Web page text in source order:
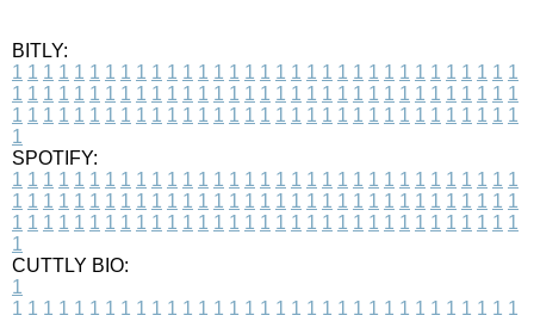
BITLY:
1 1 1 1 1 1 1 1 1 1 1 1 1 1 1 1 1 1 1 1 1 1 1 1 1 1 1 1 1 1 1 1 1
1 1 1 1 1 1 1 1 1 1 1 1 1 1 1 1 1 1 1 1 1 1 1 1 1 1 1 1 1 1 1 1 1
1 1 1 1 1 1 1 1 1 1 1 1 1 1 1 1 1 1 1 1 1 1 1 1 1 1 1 1 1 1 1 1 1
1
SPOTIFY:
1 1 1 1 1 1 1 1 1 1 1 1 1 1 1 1 1 1 1 1 1 1 1 1 1 1 1 1 1 1 1 1 1
1 1 1 1 1 1 1 1 1 1 1 1 1 1 1 1 1 1 1 1 1 1 1 1 1 1 1 1 1 1 1 1 1
1 1 1 1 1 1 1 1 1 1 1 1 1 1 1 1 1 1 1 1 1 1 1 1 1 1 1 1 1 1 1 1 1
1
CUTTLY BIO:
1
1 1 1 1 1 1 1 1 1 1 1 1 1 1 1 1 1 1 1 1 1 1 1 1 1 1 1 1 1 1 1 1 1